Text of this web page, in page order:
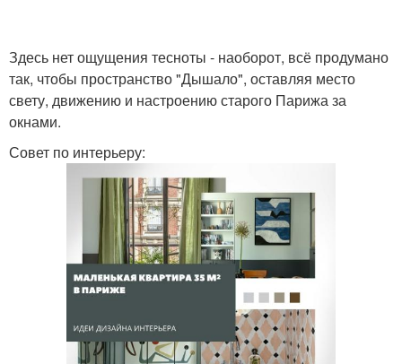
Здесь нет ощущения тесноты - наоборот, всё продумано
так, чтобы пространство "Дышало", оставляя место
свету, движению и настроению старого Парижа за
окнами.
Совет по интерьеру: